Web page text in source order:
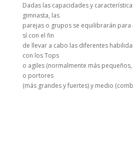
Dadas las capacidades y
gimnasta, las
parejas o grupos se equilibrarán
sí con el fin
de llevar a cabo las diferentes
con los Tops
o agiles (normalmente más
o portores
(más grandes y fuertes) y medio